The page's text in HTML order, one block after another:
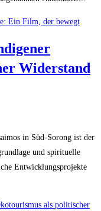
Ein Film, der bewegt
Widerstand
in Süd-Sorong ist der
und spirituelle
Entwicklungsprojekte
als politischer